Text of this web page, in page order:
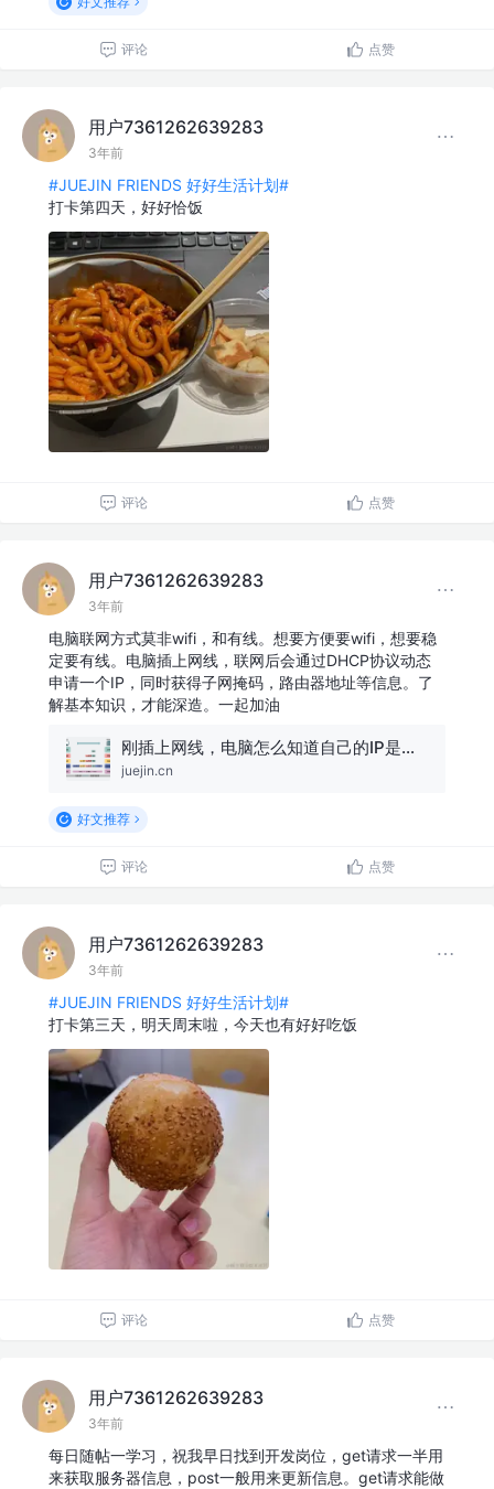
评论 点赞
用户7361262639283
3年前
#JUEJIN FRIENDS 好好生活计划#
打卡第四天，好好恰饭
评论 点赞
用户7361262639283
3年前
电脑联网方式莫非wifi，和有线。想要方便要wifi，想要稳
定要有线。电脑插上网线，联网后会通过DHCP协议动态
申请一个IP，同时获得子网掩码，路由器地址等信息。了
解基本知识，才能深造。一起加油
刚插上网线，电脑怎么知道自己的IP是什么？
juejin.cn
好文推荐
评论 点赞
用户7361262639283
3年前
#JUEJIN FRIENDS 好好生活计划#
打卡第三天，明天周末啦，今天也有好好吃饭
评论 点赞
用户7361262639283
3年前
每日随帖一学习，祝我早日找到开发岗位，get请求一半用
来获取服务器信息，post一般用来更新信息。get请求能做